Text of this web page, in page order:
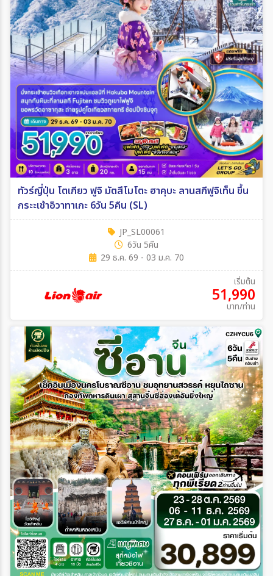
ทัวร์ญี่ปุ่น โตเกียว ฟูจิ มัตสึโมโตะ ฮาคุบะ ลานสกีฟูจิเท็น ขึ้น
กระะเช้าอิวาทาเกะ 6วัน 5คืน (SL)
JP_SL00061
6วัน 5คืน
29 ธ.ค. 69 - 03 ม.ค. 70
เริ่มต้น
51,990
บาท/ท่าน